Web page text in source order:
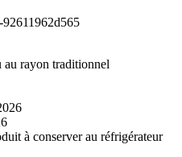
au rayon traditionnel
à conserver au réfrigérateur